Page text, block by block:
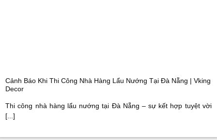
Cảnh Báo Khi Thi Công Nhà Hàng Lẩu Nướng Tại Đà Nẵng | Vking
Decor
Thi công nhà hàng lẩu nướng tại Đà Nẵng – sự kết hợp tuyệt vời
[...]